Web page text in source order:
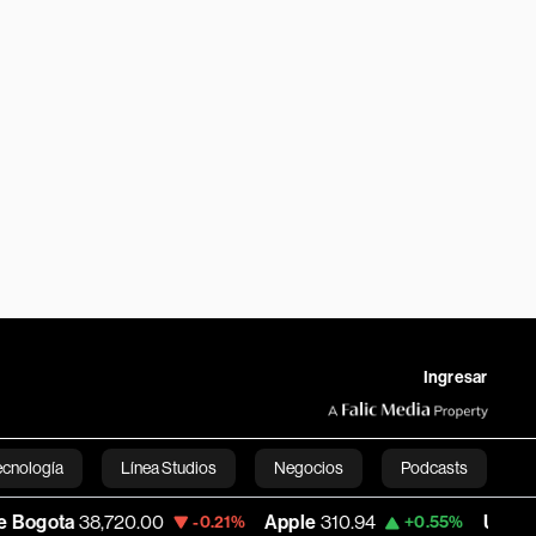
Ingresar
Línea Studios Negocios Podcasts
English-0.21% Apple 310.94 +0.55% USD COP